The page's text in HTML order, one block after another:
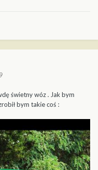
świetny wóz . Jak bym
bym takie coś :